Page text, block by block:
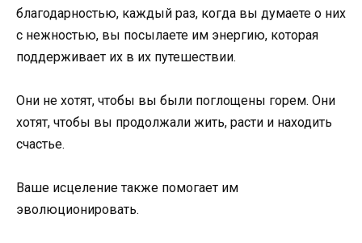
благодарностью, каждый раз, когда вы думаете о них
с нежностью, вы посылаете им энергию, которая
поддерживает их в их путешествии.
Они не хотят, чтобы вы были поглощены горем. Они
хотят, чтобы вы продолжали жить, расти и находить
счастье.
Ваше исцеление также помогает им
эволюционировать.